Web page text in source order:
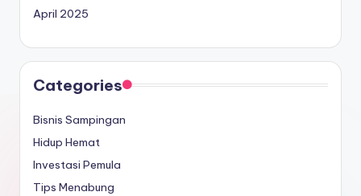
April 2025
Categories
Bisnis Sampingan
Hidup Hemat
Investasi Pemula
Tips Menabung